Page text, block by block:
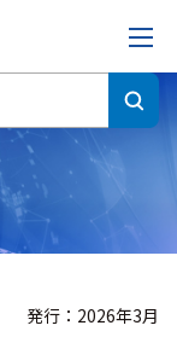
発行：2026年3月